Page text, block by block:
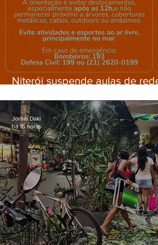
Niterói suspende aulas de rede
ventos fortes nesta sexta (7)
Jornal Daki
há 16 horas